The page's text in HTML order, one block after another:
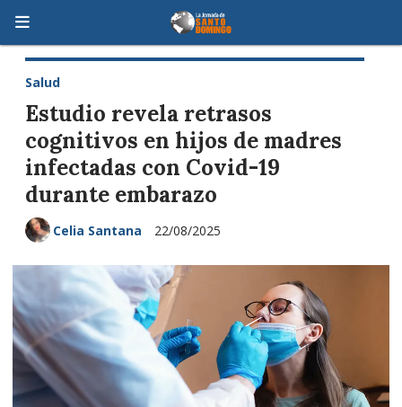
Estudio revela retrasos
cognitivos en hijos de madres
infectadas con Covid-19
durante embarazo
Salud
22/08/2025
Celia Santana